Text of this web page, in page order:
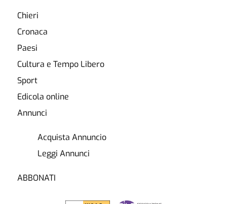
Chieri
Cronaca
Paesi
Cultura e Tempo Libero
Sport
Edicola online
Annunci
Acquista Annuncio
Leggi Annunci
ABBONATI